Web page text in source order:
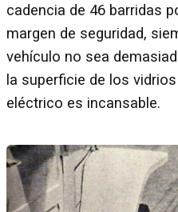
cadencia de 46 barridas
margen de seguridad,
vehículo no sea
la superficie de los
eléctrico es incansable.